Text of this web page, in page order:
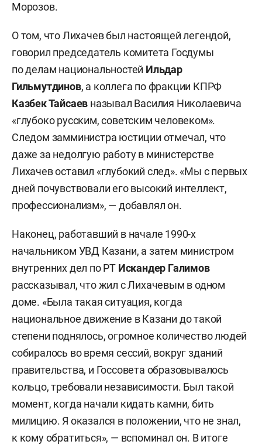
Морозов.
О том, что Лихачев был настоящей легендой,
говорил председатель комитета Госдумы
по делам национальностей Ильдар
Гильмутдинов, а коллега по фракции КПРФ
Казбек Тайсаев называл Василия Николаевича
«глубоко русским, советским человеком».
Следом замминистра юстиции отмечал, что
даже за недолгую работу в министерстве
Лихачев оставил «глубокий след». «Мы с первых
дней почувствовали его высокий интеллект,
профессионализм», — добавлял он.
Наконец, работавший в начале 1990-х
начальником УВД Казани, а затем министром
внутренних дел по РТ Искандер Галимов
рассказывал, что жил с Лихачевым в одном
доме. «Была такая ситуация, когда
национальное движение в Казани до такой
степени поднялось, огромное количество людей
собиралось во время сессий, вокруг зданий
правительства, и Госсовета образовывалось
кольцо, требовали независимости. Был такой
момент, когда начали кидать камни, бить
милицию. Я оказался в положении, что не знал,
к кому обратиться», — вспоминал он. В итоге